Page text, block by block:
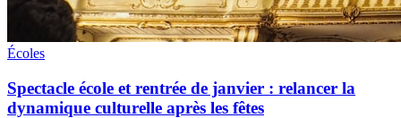
Écoles
Spectacle école et rentrée de janvier : relancer la
dynamique culturelle après les fêtes